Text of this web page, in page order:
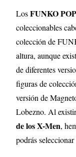
LosFUNKO
coleccionables
colección de
altura, aunque
de diferentes
figuras de
versión de
Lobezno. Al
de los X-Men,
podrás